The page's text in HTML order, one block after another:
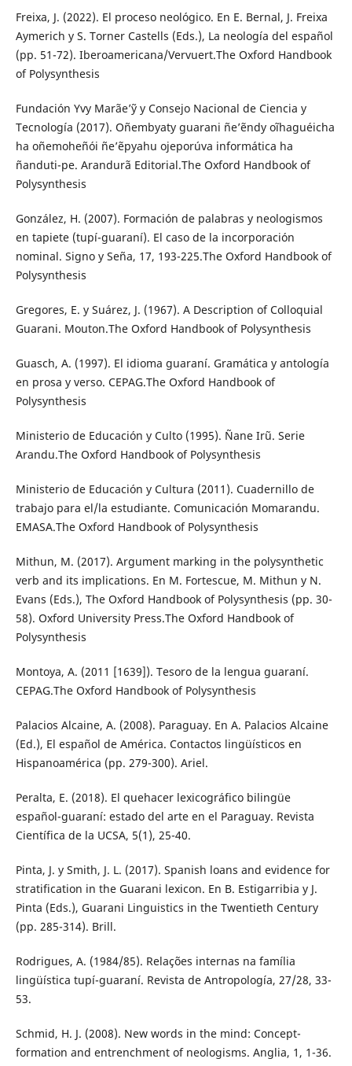
Freixa, J. (2022). El proceso neológico. En E. Bernal, J. Freixa
Aymerich y S. Torner Castells (Eds.), La neología del español
(pp. 51-72). Iberoamericana/Vervuert.The Oxford Handbook
of Polysynthesis
Fundación Yvy Marãe’ỹ y Consejo Nacional de Ciencia y
Tecnología (2017). Oñembyaty guarani ñe’ẽndy oĩhaguéicha
ha oñemoheñói ñe’ẽpyahu ojeporúva informática ha
ñanduti-pe. Arandurã Editorial.The Oxford Handbook of
Polysynthesis
González, H. (2007). Formación de palabras y neologismos
en tapiete (tupí-guaraní). El caso de la incorporación
nominal. Signo y Seña, 17, 193-225.The Oxford Handbook of
Polysynthesis
Gregores, E. y Suárez, J. (1967). A Description of Colloquial
Guarani. Mouton.The Oxford Handbook of Polysynthesis
Guasch, A. (1997). El idioma guaraní. Gramática y antología
en prosa y verso. CEPAG.The Oxford Handbook of
Polysynthesis
Ministerio de Educación y Culto (1995). Ñane Irũ. Serie
Arandu.The Oxford Handbook of Polysynthesis
Ministerio de Educación y Cultura (2011). Cuadernillo de
trabajo para el/la estudiante. Comunicación Momarandu.
EMASA.The Oxford Handbook of Polysynthesis
Mithun, M. (2017). Argument marking in the polysynthetic
verb and its implications. En M. Fortescue, M. Mithun y N.
Evans (Eds.), The Oxford Handbook of Polysynthesis (pp. 30-
58). Oxford University Press.The Oxford Handbook of
Polysynthesis
Montoya, A. (2011 [1639]). Tesoro de la lengua guaraní.
CEPAG.The Oxford Handbook of Polysynthesis
Palacios Alcaine, A. (2008). Paraguay. En A. Palacios Alcaine
(Ed.), El español de América. Contactos lingüísticos en
Hispanoamérica (pp. 279-300). Ariel.
Peralta, E. (2018). El quehacer lexicográfico bilingüe
español-guaraní: estado del arte en el Paraguay. Revista
Científica de la UCSA, 5(1), 25-40.
Pinta, J. y Smith, J. L. (2017). Spanish loans and evidence for
stratification in the Guarani lexicon. En B. Estigarribia y J.
Pinta (Eds.), Guarani Linguistics in the Twentieth Century
(pp. 285-314). Brill.
Rodrigues, A. (1984/85). Relações internas na família
lingüística tupí-guaraní. Revista de Antropología, 27/28, 33-
53.
Schmid, H. J. (2008). New words in the mind: Concept-
formation and entrenchment of neologisms. Anglia, 1, 1-36.